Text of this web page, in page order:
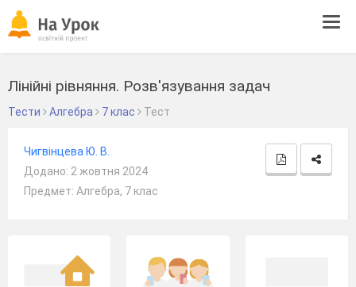
Лінійні рівняння. Розв'язування задач
Тести Алгебра 7 клас Тест
Чигвінцева Ю. В.
Додано: 2 жовтня 2024
Предмет: Алгебра, 7 клас